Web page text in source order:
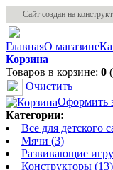
Сайт создан на
ГлавнаяО магазине
Корзина
Товаров в корзине: 0 (
Очистить
Оформить
Категории:
Все для детского
Мячи (3)
Развивающие
Конструкторы (13)